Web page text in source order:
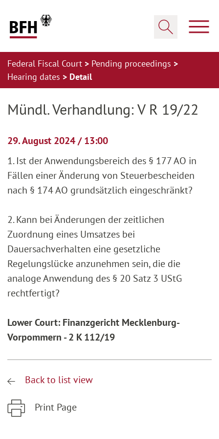
Federal Fiscal Court
Pending proceedings
Hearing dates
Detail
Mündl. Verhandlung: V R 19/22
29. August 2024 / 13:00
1. Ist der Anwendungsbereich des § 177 AO in
Fällen einer Änderung von Steuerbescheiden
nach § 174 AO grundsätzlich eingeschränkt?
2. Kann bei Änderungen der zeitlichen
Zuordnung eines Umsatzes bei
Dauersachverhalten eine gesetzliche
Regelungslücke anzunehmen sein, die die
analoge Anwendung des § 20 Satz 3 UStG
rechtfertigt?
Lower Court: Finanzgericht Mecklenburg-
Vorpommern - 2 K 112/19
Back to list view
Print Page